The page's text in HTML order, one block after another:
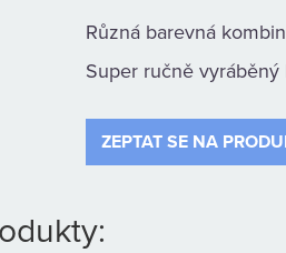
Různá barevná
Super ručně vyráběný
ZEPTAT SE NA